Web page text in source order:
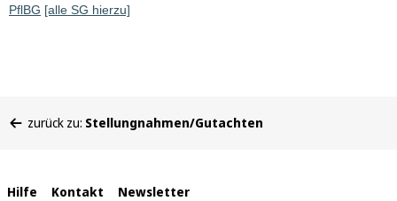
PflBG [alle SG hierzu]
befinden
zurück zu: Stellungnahmen/Gutachten
Hilfe Kontakt Newsletter